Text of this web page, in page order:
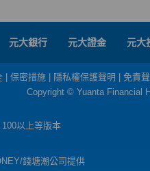
元大銀行 元大證金 元大
保密措施 隱私權保護聲明 免責
Copyright © Yuanta Financial
以上等版本
錢塘潮公司提供